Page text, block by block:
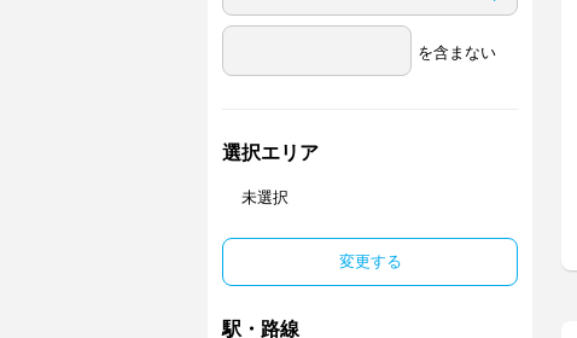
を含まない
選択エリア
未選択
変更する
駅・路線